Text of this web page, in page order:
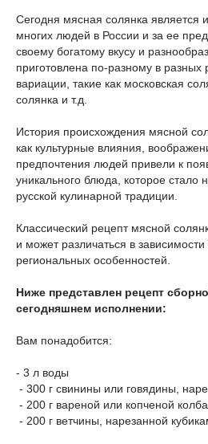
Сегодня мясная солянка
многих людей в России и за ее
своему богатому вкусу и
приготовлена по-разному в разных
вариации, такие как московская
солянка и т.д.
История происхождения мясной
как культурные влияния,
предпочтения людей привели к
уникального блюда, которое стало
русской кулинарной традиции.
Классический рецепт мясной
и может различаться в
региональных особенностей.
Ниже представлен рецепт
сегодняшнем исполнении:
Вам понадобится:
- 3 л воды
- 300 г свинины или говядины,
- 200 г вареной или копченой
- 200 г ветчины, нарезанной